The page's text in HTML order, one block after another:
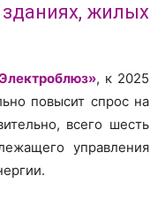
жилых
, к 2025
повысит спрос на
всего шесть
управления